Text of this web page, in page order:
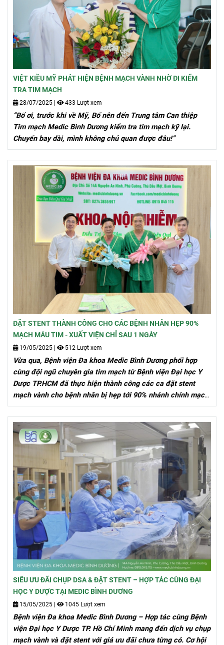
VIỆT KIỀU MỸ PHÁT HIỆN BỆNH MẠCH VÀNH NHỜ ĐI KIỂM
TRA TIM MẠCH
28/07/2025 433 Lượt xem
“Bố ơi, trước khi về Mỹ, Bố nên đến Trung tâm Can thiệp
Tim mạch Medic Bình Dương kiểm tra tim mạch kỹ lại.
Chuyến bay dài, mình không chủ quan được đâu!”
ĐẶT STENT THÀNH CÔNG CHO CÁC BỆNH NHÂN HẸP 90%
MẠCH MÁU TIM - XUẤT VIỆN CHỈ SAU 1 NGÀY
19/05/2025 512 Lượt xem
Vừa qua, Bệnh viện Đa khoa Medic Bình Dương phối hợp
cùng đội ngũ chuyên gia tim mạch từ Bệnh viện Đại học Y
Dược TP.HCM đã thực hiện thành công các ca đặt stent
mạch vành cho bệnh nhân bị hẹp tới 90% nhánh chính mạch
máu nuôi tim.
SIÊU ƯU ĐÃI CHỤP DSA & ĐẶT STENT – HỢP TÁC CÙNG ĐẠI
HỌC Y DƯỢC TẠI MEDIC BÌNH DƯƠNG
15/05/2025 1045 Lượt xem
Bệnh viện Đa khoa Medic Bình Dương – Hợp tác cùng Bệnh
viện Đại học Y Dược TP. Hồ Chí Minh mang đến dịch vụ chụp
mạch vành và đặt stent với giá ưu đãi chưa từng có. Cơ hội